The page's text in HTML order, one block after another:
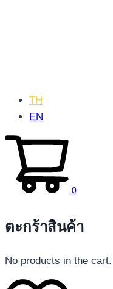
TH
EN
0
ตะกร้าสินค้า
No products in the cart.